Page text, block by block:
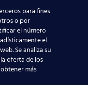
las rutas más
pasajeros
para fines
o por
el número
el
Se analiza su
oferta de los
más